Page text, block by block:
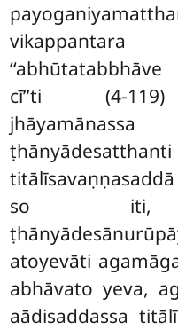
cī’’ti (4-119)
so iti,
atoyevāti
abhāvato yeva,
aādisaddassa